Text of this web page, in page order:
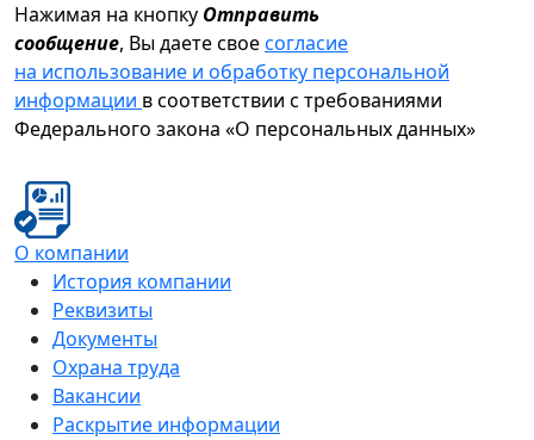
Нажимая на кнопку Отправить
сообщение, Вы даете своесогласие
на использование и обработку персональной
информации в соответствии с требованиями
Федерального закона «О персональных данных»
О компании
История компании
Реквизиты
Документы
Охрана труда
Вакансии
Раскрытие информации